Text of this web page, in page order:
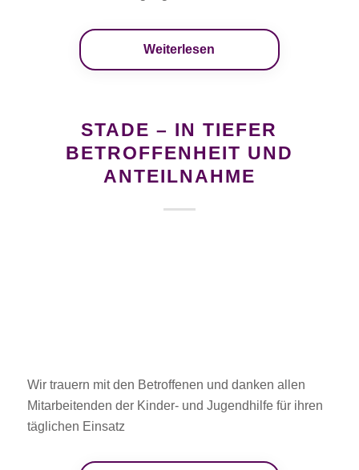
Weiterlesen
STADE – IN TIEFER
BETROFFENHEIT UND
ANTEILNAHME
Wir trauern mit den Betroffenen und danken allen
Mitarbeitenden der Kinder- und Jugendhilfe für ihren
täglichen Einsatz